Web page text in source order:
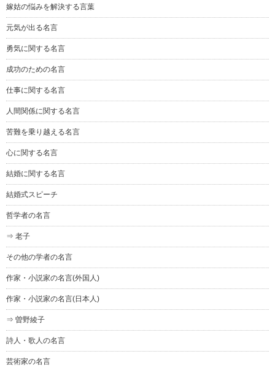
嫁姑の悩みを解決する言葉
元気が出る名言
勇気に関する名言
成功のための名言
仕事に関する名言
人間関係に関する名言
苦難を乗り越える名言
心に関する名言
結婚に関する名言
結婚式スピーチ
哲学者の名言
⇒ 老子
その他の学者の名言
作家・小説家の名言(外国人)
作家・小説家の名言(日本人)
⇒ 曽野綾子
詩人・歌人の名言
芸術家の名言